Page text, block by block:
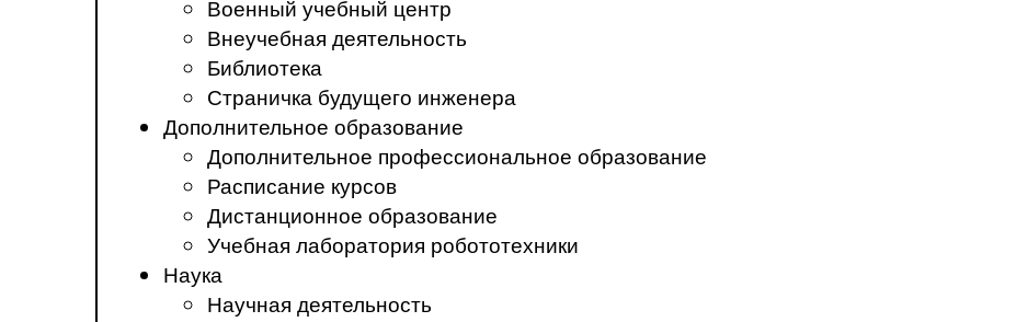
Военный учебный центр
Внеучебная деятельность
Библиотека
Страничка будущего инженера
Дополнительное образование
Дополнительное профессиональное образование
Расписание курсов
Дистанционное образование
Учебная лаборатория робототехники
Наука
Научная деятельность